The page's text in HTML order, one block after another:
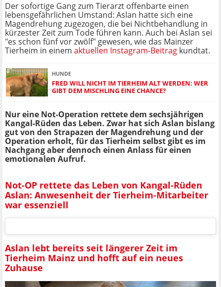
Der sofortige Gang zum Tierarzt offenbarte einen
lebensgefährlichen Umstand: Aslan hatte sich eine
Magendrehung zugezogen, die bei Nichtbehandlung in
kürzester Zeit zum Tode führen kann. Auch bei Aslan sei
"es schon fünf vor zwölf" gewesen, wie das Mainzer
Tierheim in einem aktuellen Instagram-Beitrag kundtat.
HUNDE
FRED WILL NICHT IM TIERHEIM ALT WERDEN: WER
GIBT DEM MISCHLING EINE CHANCE?
Nur eine Not-Operation rettete dem sechsjährigen
Kangal-Rüden das Leben. Zwar hat sich Aslan bislang
gut von den Strapazen der Magendrehung und der
Operation erholt, für das Tierheim selbst gibt es im
Nachgang aber dennoch einen Anlass für einen
emotionalen Aufruf.
Not-OP rettete das Leben von Kangal-Rüden
Aslan: Anwesenheit der Tierheim-Mitarbeiter
war essenziell
Aslan lebt bereits seit längerer Zeit im
Tierheim Mainz und hofft auf ein neues
Zuhause